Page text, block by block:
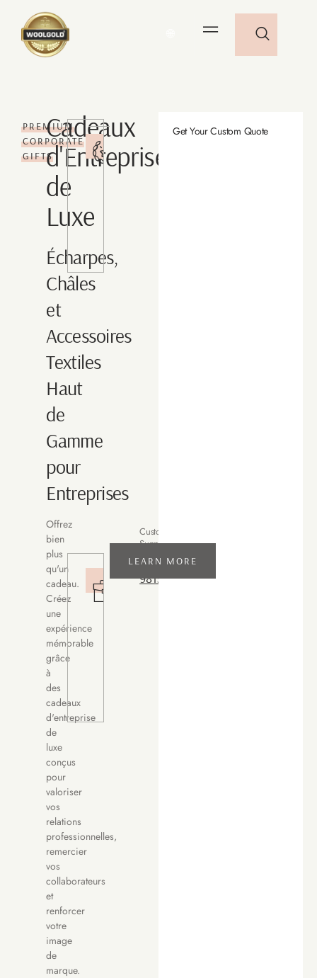
PREMIUM
CORPORATE
GIFTS
Cadeaux
d'Entreprise
de
Luxe
Écharpes,
Châles
et
Accessoires
Textiles
Haut
de
Gamme
pour
Entreprises
Offrez
bien
plus
qu'un
cadeau.
Créez
une
expérience
mémorable
grâce
à
des
cadeaux
d'entreprise
de
luxe
conçus
pour
valoriser
vos
relations
professionnelles,
remercier
vos
collaborateurs
et
renforcer
votre
image
de
marque.
4.9/5
Rating
68k+
LEARN MORE
Customer
Support
+91
9815030847
Get Your Custom Quote